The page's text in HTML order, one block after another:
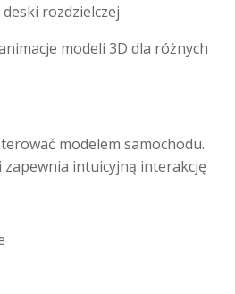
rozdzielczej
modeli 3D dla różnych
modelem samochodu.
i zapewnia intuicyjną interakcję